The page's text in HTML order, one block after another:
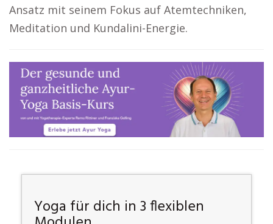
Ansatz mit seinem Fokus auf Atemtechniken,
Meditation und Kundalini-Energie.
Yoga für dich in 3 flexiblen